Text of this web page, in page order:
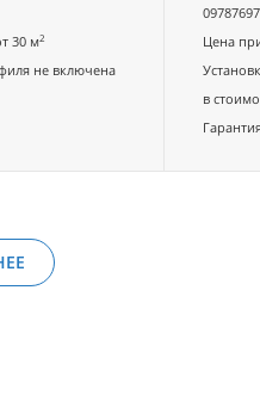
30 м2
не включена
Цена
в